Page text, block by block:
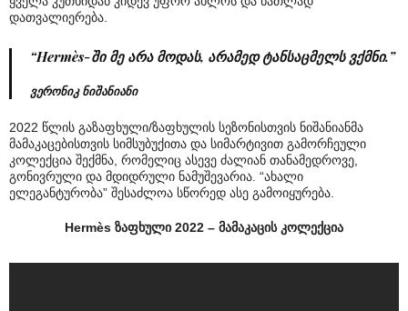
დათვალიერება.
“Hermès-ში მე არა მოდას, არამედ ტანსაცმელს ვქმნი.”
ვერონიკ ნიშანიანი
2022 წლის გაზაფხული/ზაფხულის სეზონისთვის ნიშანიანმა
მამაკაცებისთვის სიმსუბუქითა და სიმარტივით გამორჩეული
კოლექცია შექმნა, რომელიც ასევე ძალიან თანამედროვე,
გონივრული და მდიდრული ნამუშევარია. “ახალი
ელეგანტურობა” შესაძლოა სწორედ ასე გამოიყურება.
Hermès ზაფხული 2022 – მამაკაცის კოლექცია